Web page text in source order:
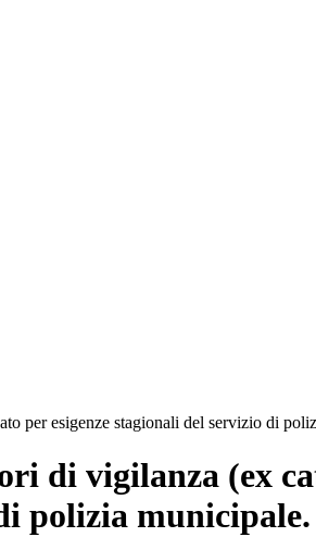
per esigenze stagionali del servizio di
di vigilanza (ex
polizia municipale.